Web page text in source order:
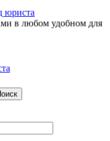
юриста
в любом удобном для